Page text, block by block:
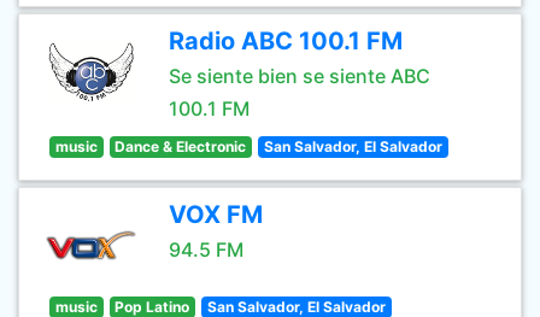
Radio ABC 100.1 FM
Se siente bien se siente ABC
100.1 FM
music Dance & Electronic San Salvador, El Salvador
VOX FM
94.5 FM
music Pop Latino San Salvador, El Salvador